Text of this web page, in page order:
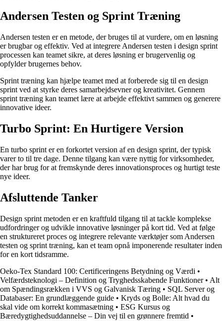
Andersen Testen og Sprint Træning
Andersen testen er en metode, der bruges til at vurdere, om en løsning
er brugbar og effektiv. Ved at integrere Andersen testen i design sprint
processen kan teamet sikre, at deres løsning er brugervenlig og
opfylder brugernes behov.
Sprint træning kan hjælpe teamet med at forberede sig til en design
sprint ved at styrke deres samarbejdsevner og kreativitet. Gennem
sprint træning kan teamet lære at arbejde effektivt sammen og generere
innovative ideer.
Turbo Sprint: En Hurtigere Version
En turbo sprint er en forkortet version af en design sprint, der typisk
varer to til tre dage. Denne tilgang kan være nyttig for virksomheder,
der har brug for at fremskynde deres innovationsproces og hurtigt teste
nye ideer.
Afsluttende Tanker
Design sprint metoden er en kraftfuld tilgang til at tackle komplekse
udfordringer og udvikle innovative løsninger på kort tid. Ved at følge
en struktureret proces og integrere relevante værktøjer som Andersen
testen og sprint træning, kan et team opnå imponerende resultater inden
for en kort tidsramme.
Oeko-Tex Standard 100: Certificeringens Betydning og Værdi •
Velfærdsteknologi – Definition og Tryghedsskabende Funktioner• Alt
om Spændingsrækken i VVS og Galvanisk Tæring • SQL Server og
Databaser: En grundlæggende guide • Kryds og Bolle: Alt hvad du
skal vide om korrekt kommasætning • ESG Kursus og
Bæredygtighedsuddannelse – Din vej til en grønnere fremtid •